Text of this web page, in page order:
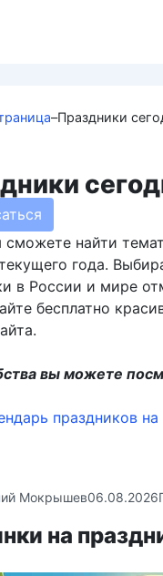
–Праздники
сможете найти
года.
в России и мире
бесплатно
вы можете
праздников
Мокрышев06.08.2026
на